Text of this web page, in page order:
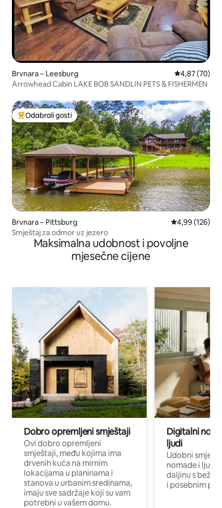
Brvnara – Leesburg Prosječna
4,87 (70)
Arrowhead Cabin LAKE BOB SANDLIN PETS & FISHERMEN
Među najviše rangiranima s oznakom „Odabrali gosti”
Odabrali gosti
Brvnara – Pittsburg Prosječna
4,99 (126)
Smještaj za odmor uz jezero
Maksimalna udobnost i povoljne
mjesečne cijene
Dobro opremljeni smještaji
Ovi dobro opremljeni
smještaji, među kojima ima
drvenih kuća na mirnim
lokacijama u planinama i
stanova u urbanim sredinama,
imaju sve sadržaje koji su vam
potrebni u vašem domu.
Digitalni
ljudi
Udobni
nomade i ljude
daljinu s
i posebnim